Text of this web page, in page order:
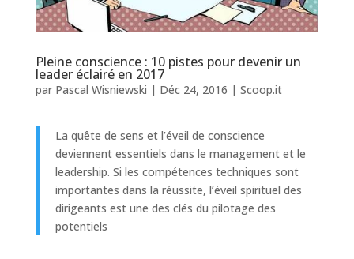
Pleine conscience : 10 pistes pour devenir un
leader éclairé en 2017
par Pascal Wisniewski | Déc 24, 2016 | Scoop.it
La quête de sens et l’éveil de conscience
deviennent essentiels dans le management et le
leadership. Si les compétences techniques sont
importantes dans la réussite, l’éveil spirituel des
dirigeants est une des clés du pilotage des
potentiels